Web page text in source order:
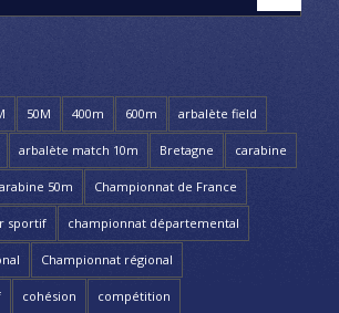
50M 400m 600m arbalète field
arbalète match 10m Bretagne carabine
50m Championnat de France
sportif championnat départemental
Championnat régional
cohésion compétition